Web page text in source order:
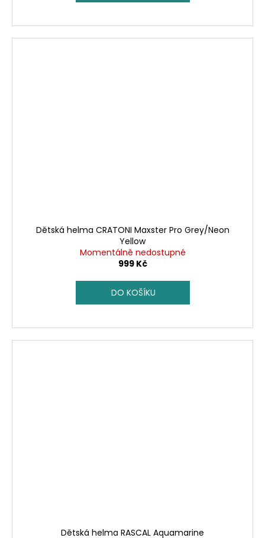
Dětská helma CRATONI Maxster Pro Grey/Neon
Yellow
Momentálně nedostupné
999 Kč
DO KOŠÍKU
Dětská helma RASCAL Aquamarine